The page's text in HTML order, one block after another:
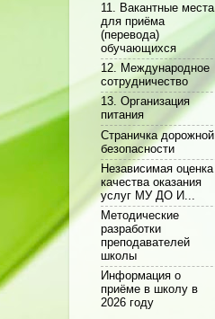
11. Вакантные места
для приёма
(перевода)
обучающихся
12. Международное
сотрудничество
13. Организация
питания
Cтраничка дорожной
безопасности
Независимая оценка
качества оказания
услуг МУ ДО И...
Методические
разработки
преподавателей
школы
Информация о
приёме в школу в
2026 году